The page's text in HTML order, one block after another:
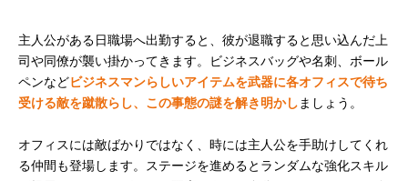
主人公がある日職場へ出勤すると、彼が退職すると思い込んだ上
司や同僚が襲い掛かってきます。ビジネスバッグや名刺、ボール
ペンなどビジネスマンらしいアイテムを武器に各オフィスで待ち
受ける敵を蹴散らし、この事態の謎を解き明かし ましょう。
オフィスには敵ばかりではなく、時には主人公を手助けしてくれ
る仲間も登場します。ステージを進めるとランダムな強化スキル